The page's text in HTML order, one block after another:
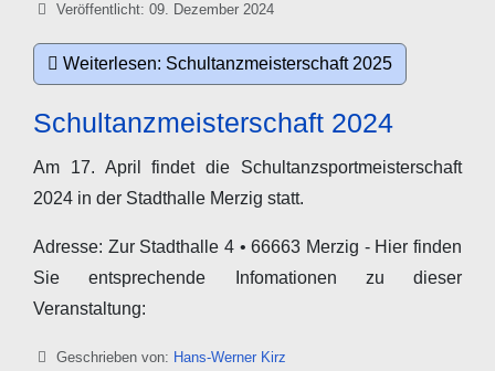
Veröffentlicht: 09. Dezember 2024
Weiterlesen: Schultanzmeisterschaft 2025
Schultanzmeisterschaft 2024
Am 17. April findet die Schultanzsportmeisterschaft
2024 in der Stadthalle Merzig statt.
Adresse: Zur Stadthalle 4 • 66663 Merzig - Hier finden
Sie entsprechende Infomationen zu dieser
Veranstaltung:
DetailsGeschrieben von: Hans-Werner Kirz